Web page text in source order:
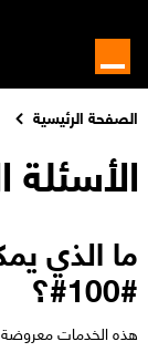
الصفحة الرئيسية
الأسئلة
ما الذي
#100#؟
​​هذه الخدمات معروضة